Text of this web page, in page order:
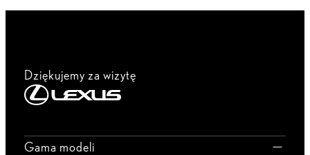
Dziękujemy za wizytę
Gama modeli